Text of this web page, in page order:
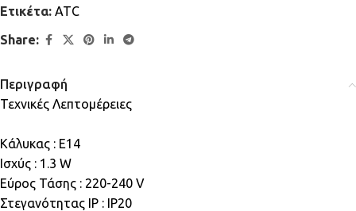
Ετικέτα: ATC
Share:
Περιγραφή
Τεχνικές Λεπτομέρειες
Κάλυκας : E14
Ισχύς : 1.3 W
Εύρος Τάσης : 220-240 V
Στεγανότητας IP : IP20